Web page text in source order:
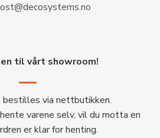
til vårt showroom!
bestilles via nettbutikken.
varene selv, vil du motta en
er klar for henting.